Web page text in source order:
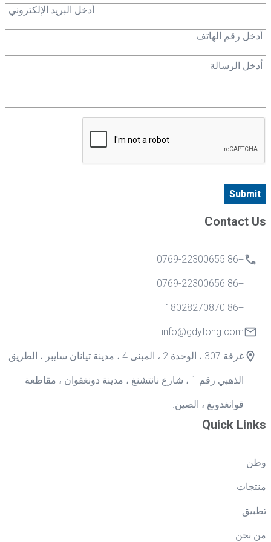
الصمامات الكهربائية: إدارة تدفق عوامل التبريد والسوائل في أنظمة طاقة الرياح والطاقة
الشمسية، مما يحسن الكفاءة والاستقرار.
الصمامات الهوائية: تحسين التحكم في تدفق الهواء في التوربينات والمولدات، مما يعزز
استجابة النظام.
صمامات التحكم: ضبط معدلات تدفق السوائل وضغطها، مما يحسن عمليات التقاط
وتحويل الطاقة.
الصمامات الكهربائية: التحكم في تدفق ودرجة حرارة الماء الساخن في أنظمة التدفئة،
لضمان انتقال وتنظيم الحرارة بشكل فعال.
الصمامات الهوائية: تنظم تدفق الهواء وتدفق الغاز في الغلايات والمبادلات الحرارية، مما
لأنظمة الطاقة في ظروف معقدة.
Quick Links
وطن
منتجات
تطبيق
من نحن
Contact Us
+86 0769-22300655
+86 0769-22300656
+86 18028270870
info@gdytong.com
غرفة 307 ، الوحدة 2 ، المبنى 4 ، مدينة تيانان سايبر ، الطريق
الذهبي رقم 1 ، شارع نانتشنغ ، مدينة دونغقوان ، مقاطعة
قوانغدونغ ، الصين.
Submit